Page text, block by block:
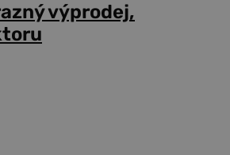
výprodej,